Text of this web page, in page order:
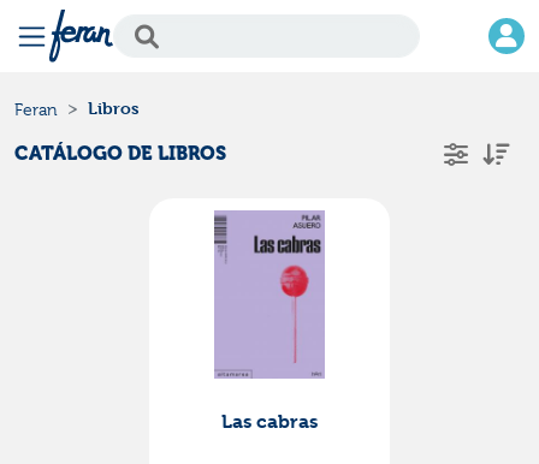
Feran Libros
CATÁLOGO DE LIBROS
Las cabras